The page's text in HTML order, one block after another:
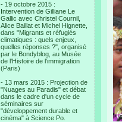
- 19 octobre 2015 :
Intervention de Gilliane Le
Gallic avec Christel Cournil,
Alice Baillat et Michel Hignette,
dans "Migrants et réfugiés
climatiques : quels enjeux,
quelles réponses ?", organisé
par le Bondyblog, au Musée
de l'Histoire de l'immigration
(Paris)
- 13 mars 2015 : Projection de
"Nuages au Paradis" et débat
dans le cadre d'un cycle de
séminaires sur
"développement durable et
cinéma" à Science Po.